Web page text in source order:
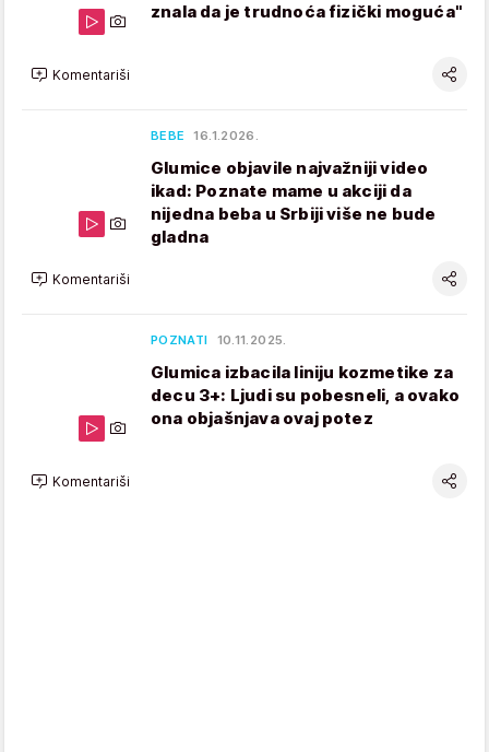
znala da je trudnoća fizički moguća"
Komentariši
BEBE 16.1.2026.
Glumice objavile najvažniji video
ikad: Poznate mame u akciji da
nijedna beba u Srbiji više ne bude
gladna
Komentariši
POZNATI 10.11.2025.
Glumica izbacila liniju kozmetike za
decu 3+: Ljudi su pobesneli, a ovako
ona objašnjava ovaj potez
Komentariši